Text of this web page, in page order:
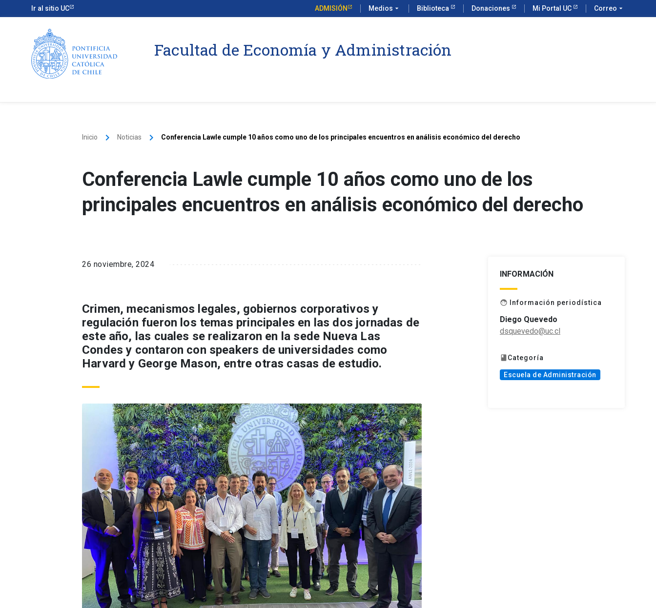
Ir al sitio UC ADMISIÓN Medios arrow_drop_down Biblioteca Donaciones Mi Portal UC Correo arrow_drop_down
Facultad de Economía y Administración
Inicio keyboard_arrow_right Noticias keyboard_arrow_right Conferencia Lawle cumple 10 años como uno de los principales encuentros en análisis económico del derecho
Conferencia Lawle cumple 10 años como uno de los
principales encuentros en análisis económico del derecho
26 noviembre, 2024
Crimen, mecanismos legales, gobiernos corporativos y
regulación fueron los temas principales en las dos jornadas de
este año, las cuales se realizaron en la sede Nueva Las
Condes y contaron con speakers de universidades como
Harvard y George Mason, entre otras casas de estudio.
INFORMACIÓN
face Información periodística
Diego Quevedo
dsquevedo@uc.cl
book Categoría
Escuela de Administración